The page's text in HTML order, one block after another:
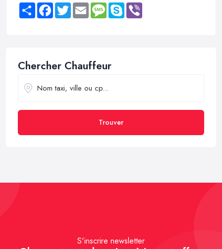
Share FacebookTwitter Email MessageSkype
Chercher Chauffeur
Trouver
S'inscrire newsletter